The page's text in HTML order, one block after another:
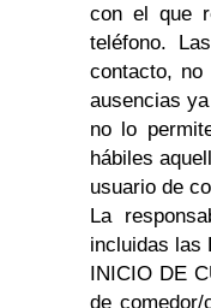
con el que
teléfono.
contacto,
ausencias
no lo
hábiles
usuario de
La
incluidas las
INICIO DE
de